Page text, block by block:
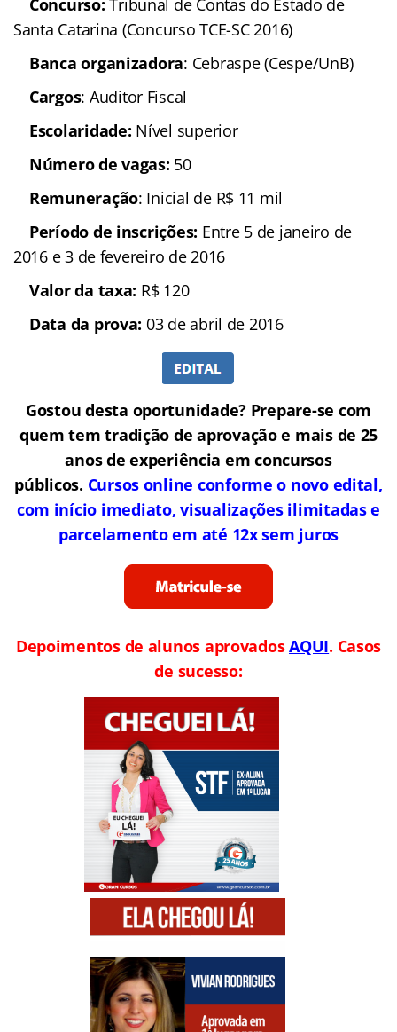
Concurso:Tribunal de Contas do Estado de
Santa Catarina (Concurso TCE-SC 2016)
Banca organizadora: Cebraspe (Cespe/UnB)
Cargos: Auditor Fiscal
Escolaridade: Nível superior
Número de vagas: 50
Remuneração: Inicial de R$ 11 mil
Período de inscrições: Entre 5 de janeiro de
2016 e 3 de fevereiro de 2016
Valor da taxa: R$ 120
Data da prova: 03 de abril de 2016
Gostou desta oportunidade? Prepare-se com
quem tem tradição de aprovação e mais de 25
anos de experiência em concursos
públicos. Cursos online conforme o novo edital,
com início imediato, visualizações ilimitadas e
parcelamento em até 12x sem juros
Depoimentos de alunos aprovadosAQUI. Casos
de sucesso: